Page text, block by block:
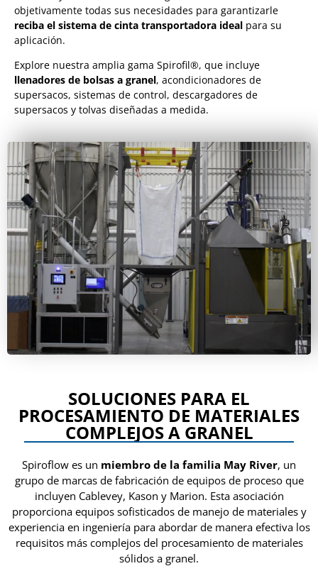
objetivamente todas sus necesidades para garantizarle
reciba el sistema de cinta transportadora ideal para su
aplicación.
Explore nuestra amplia gama Spirofil®, que incluye
llenadores de bolsas a granel, acondicionadores de
supersacos, sistemas de control, descargadores de
supersacos y tolvas diseñadas a medida.
SOLUCIONES PARA EL
PROCESAMIENTO DE MATERIALES
COMPLEJOS A GRANEL
Spiroflow es un miembro de la familia May River, un
grupo de marcas de fabricación de equipos de proceso que
incluyen Cablevey, Kason y Marion. Esta asociación
proporciona equipos sofisticados de manejo de materiales y
experiencia en ingeniería para abordar de manera efectiva los
requisitos más complejos del procesamiento de materiales
sólidos a granel.